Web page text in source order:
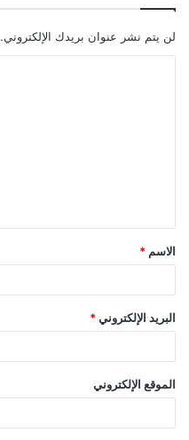
لن يتم نشر عنوان بريدك الإلكتروني.
الاسم *
البريد الإلكتروني *
الموقع الإلكتروني